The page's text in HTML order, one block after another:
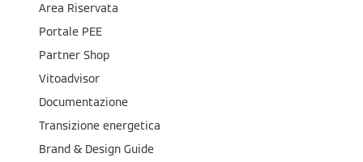
Area Riservata
Portale PEE
Partner Shop
Vitoadvisor
Documentazione
Transizione energetica
Brand & Design Guide